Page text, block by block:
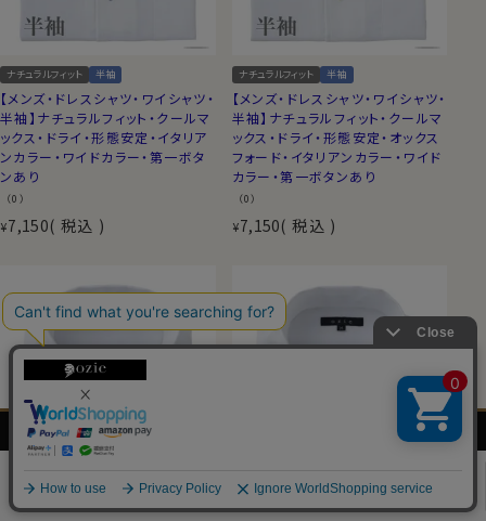
メンズ
シャツ
シャツの
基礎知識
ナチュラルフィット 半袖
【メンズ・ドレスシャツ・ワイシャツ・
半袖】ナチュラルフィット・クールマ
ックス・ドライ・形態安定・イタリア
ンカラー・ワイドカラー・第一ボタ
ンあり
（0）
¥7,150 税込
ナチュラルフィット 半袖
【メンズ・ドレスシャツ・ワイシャツ・
半袖】ナチュラルフィット・クールマ
ックス・ドライ・形態安定・オックス
フォード・イタリアンカラー・ワイド
カラー・第一ボタンあり
（0）
¥7,150 税込